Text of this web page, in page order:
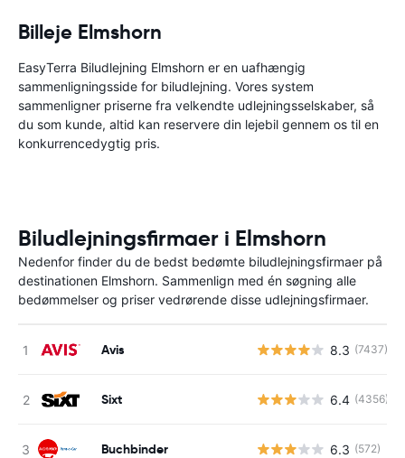
Billeje Elmshorn
EasyTerra Biludlejning Elmshorn er en uafhængig
sammenligningsside for biludlejning. Vores system
sammenligner priserne fra velkendte udlejningsselskaber, så
du som kunde, altid kan reservere din lejebil gennem os til en
konkurrencedygtig pris.
Biludlejningsfirmaer i Elmshorn
Nedenfor finder du de bedst bedømte biludlejningsfirmaer på
destinationen Elmshorn. Sammenlign med én søgning alle
bedømmelser og priser vedrørende disse udlejningsfirmaer.
Avis 8.3 (7437)
Sixt 6.4 (4356)
Buchbinder 6.3 (572)